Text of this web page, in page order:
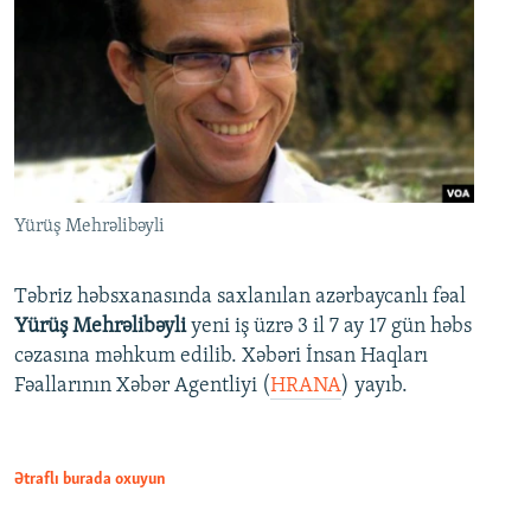
Yürüş Mehrəlibəyli
Təbriz həbsxanasında saxlanılan azərbaycanlı fəal
Yürüş Mehrəlibəyliyeni iş üzrə 3 il 7 ay 17 gün həbs
cəzasına məhkum edilib. Xəbəri İnsan Haqları
Fəallarının Xəbər Agentliyi (HRANA) yayıb.
Ətraflı burada oxuyun